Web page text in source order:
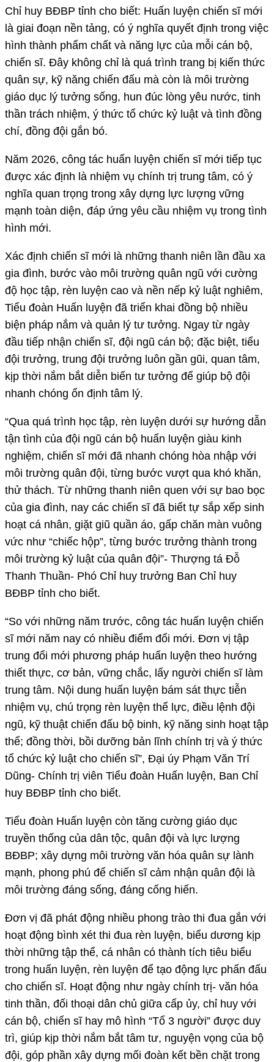
Chỉ huy BĐBP tỉnh cho biết: Huấn luyện chiến sĩ mới
là giai đoạn nền tảng, có ý nghĩa quyết định trong việc
hình thành phẩm chất và năng lực của mỗi cán bộ,
chiến sĩ. Đây không chỉ là quá trình trang bị kiến thức
quân sự, kỹ năng chiến đấu mà còn là môi trường
giáo dục lý tưởng sống, hun đúc lòng yêu nước, tinh
thần trách nhiệm, ý thức tổ chức kỷ luật và tình đồng
chí, đồng đội gắn bó.
Năm 2026, công tác huấn luyện chiến sĩ mới tiếp tục
được xác định là nhiệm vụ chính trị trung tâm, có ý
nghĩa quan trọng trong xây dựng lực lượng vững
mạnh toàn diện, đáp ứng yêu cầu nhiệm vụ trong tình
hình mới.
Xác định chiến sĩ mới là những thanh niên lần đầu xa
gia đình, bước vào môi trường quân ngũ với cường
độ học tập, rèn luyện cao và nền nếp kỷ luật nghiêm,
Tiểu đoàn Huấn luyện đã triển khai đồng bộ nhiều
biện pháp nắm và quản lý tư tưởng. Ngay từ ngày
đầu tiếp nhận chiến sĩ, đội ngũ cán bộ; đặc biệt, tiểu
đội trưởng, trung đội trưởng luôn gần gũi, quan tâm,
kịp thời nắm bắt diễn biến tư tưởng để giúp bộ đội
nhanh chóng ổn định tâm lý.
“Qua quá trình học tập, rèn luyện dưới sự hướng dẫn
tận tình của đội ngũ cán bộ huấn luyện giàu kinh
nghiệm, chiến sĩ mới đã nhanh chóng hòa nhập với
môi trường quân đội, từng bước vượt qua khó khăn,
thử thách. Từ những thanh niên quen với sự bao bọc
của gia đình, nay các chiến sĩ đã biết tự sắp xếp sinh
hoạt cá nhân, giặt giũ quần áo, gấp chăn màn vuông
vức như “chiếc hộp”, từng bước trưởng thành trong
môi trường kỷ luật của quân đội”- Thượng tá Đỗ
Thanh Thuần- Phó Chỉ huy trưởng Ban Chỉ huy
BĐBP tỉnh cho biết.
“So với những năm trước, công tác huấn luyện chiến
sĩ mới năm nay có nhiều điểm đổi mới. Đơn vị tập
trung đổi mới phương pháp huấn luyện theo hướng
thiết thực, cơ bản, vững chắc, lấy người chiến sĩ làm
trung tâm. Nội dung huấn luyện bám sát thực tiễn
nhiệm vụ, chú trọng rèn luyện thể lực, điều lệnh đội
ngũ, kỹ thuật chiến đấu bộ binh, kỹ năng sinh hoạt tập
thể; đồng thời, bồi dưỡng bản lĩnh chính trị và ý thức
tổ chức kỷ luật cho chiến sĩ”, Đại úy Phạm Văn Trí
Dũng- Chính trị viên Tiểu đoàn Huấn luyện, Ban Chỉ
huy BĐBP tỉnh cho biết.
Tiểu đoàn Huấn luyện còn tăng cường giáo dục
truyền thống của dân tộc, quân đội và lực lượng
BĐBP; xây dựng môi trường văn hóa quân sự lành
mạnh, phong phú để chiến sĩ cảm nhận quân đội là
môi trường đáng sống, đáng cống hiến.
Đơn vị đã phát động nhiều phong trào thi đua gắn với
hoạt động bình xét thi đua rèn luyện, biểu dương kịp
thời những tập thể, cá nhân có thành tích tiêu biểu
trong huấn luyện, rèn luyện để tạo động lực phấn đấu
cho chiến sĩ. Hoạt động như ngày chính trị- văn hóa
tinh thần, đối thoại dân chủ giữa cấp ủy, chỉ huy với
cán bộ, chiến sĩ hay mô hình “Tổ 3 người” được duy
trì, giúp kịp thời nắm bắt tâm tư, nguyện vọng của bộ
đội, góp phần xây dựng mối đoàn kết bền chặt trong